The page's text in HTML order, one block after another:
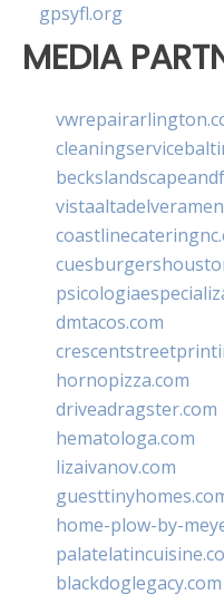
gpsyfl.org
MEDIA
dmtacos.com
hornopizza.com
driveadragster.com
hematologa.com
lizaivanov.com
home-plow-by-
blackdoglegacy.com